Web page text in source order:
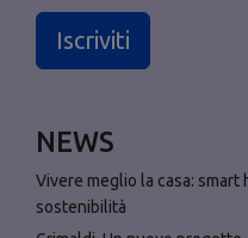
Iscriviti
NEWS
Vivere meglio la casa:
sostenibilità